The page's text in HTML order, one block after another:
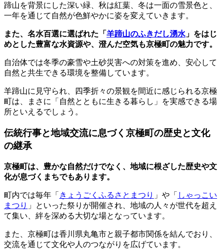
蹄山を背景にした深い緑、秋は紅葉、冬は一面の雪景色と、
一年を通じて自然が色鮮やかに姿を変えていきます。
また、名水百選に選ばれた「 羊蹄山のふきだし湧水 」をはじ
めとした豊富な水資源や、澄んだ空気も京極町の魅力です。
自治体では冬季の豪雪や土砂災害への対策を進め、安心して
自然と共生できる環境を整備しています。
羊蹄山に見守られ、四季折々の景観を間近に感じられる京極
町は、まさに「自然とともに生きる暮らし」を実感できる場
所といえるでしょう。
伝統行事と地域交流に息づく京極町の歴史と文化
の継承
京極町は、豊かな自然だけでなく、地域に根ざした歴史や文
化が息づくまちでもあります。
町内では毎年「 きょうごくふるさとまつり 」や「 しゃっこい
まつり 」といった祭りが開催され、地域の人々が世代を超え
て集い、絆を深める大切な場となっています。
また、京極町は香川県丸亀市と親子都市関係を結んでおり、
交流を通じて文化や人のつながりを広げています。